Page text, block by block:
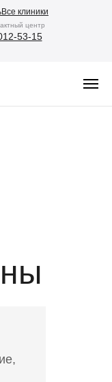
Все клиники
центр
53-15